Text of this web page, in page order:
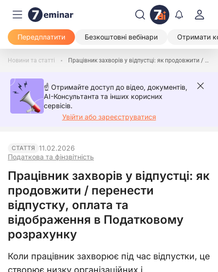
Передплатити Безкоштовні вебінари Отримати
Новини та статті Працівник захворів у відпустці: як продовжити / перенести відпустку, оплата та відображення в Податковому розрахунку
☝️ Отримайте доступ до відео, документів,
AI-Консультанта та інших корисних
сервісів.
Увійти або зареєструватися
СТАТТЯ
Податкова та фінзвітність
11.02.2026
Працівник захворів у відпустці: як
продовжити / перенести
відпустку, оплата та
відображення в Податковому
розрахунку
Коли працівник захворює під час відпустки, це
створює низку організаційних і